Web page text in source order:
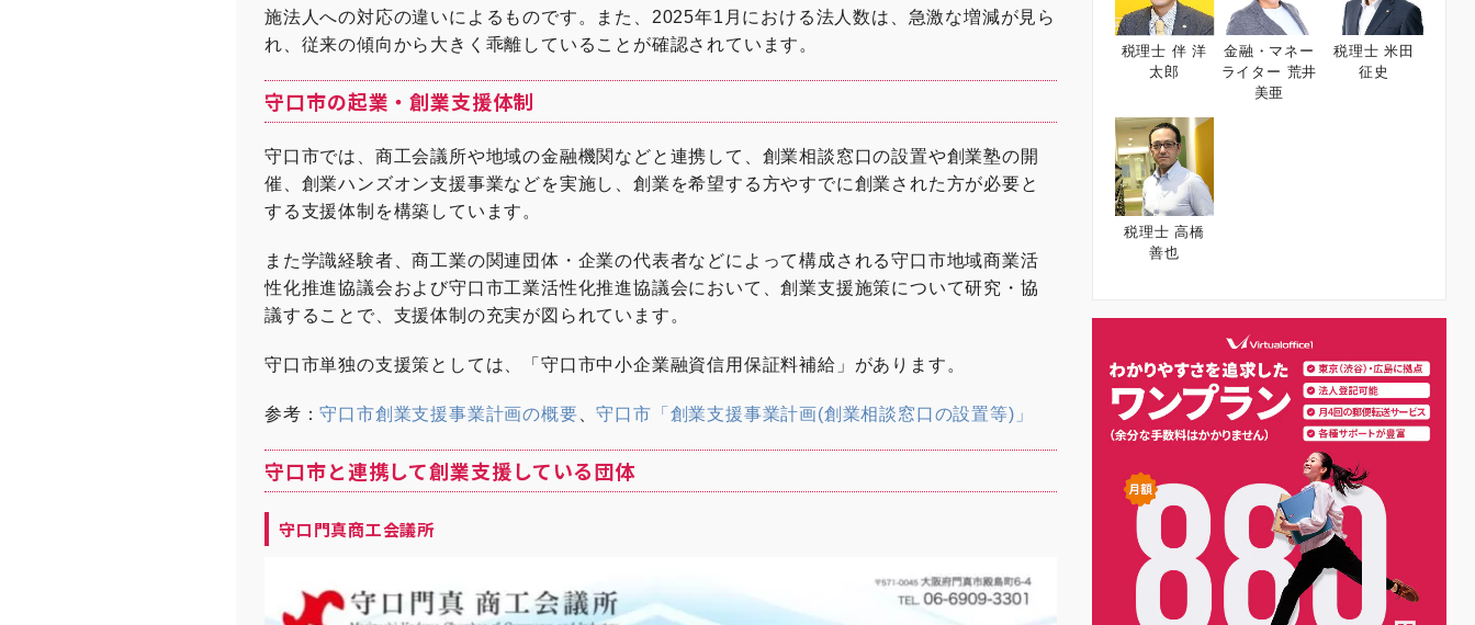
施法人への対応の違いによるものです。また、2025年1月における法人数は、急激な増減が見ら
れ、従来の傾向から大きく乖離していることが確認されています。
守口市の起業・創業支援体制
守口市では、商工会議所や地域の金融機関などと連携して、創業相談窓口の設置や創業塾の開
催、創業ハンズオン支援事業などを実施し、創業を希望する方やすでに創業された方が必要と
する支援体制を構築しています。
また学識経験者、商工業の関連団体・企業の代表者などによって構成される守口市地域商業活
性化推進協議会および守口市工業活性化推進協議会において、創業支援施策について研究・協
議することで、支援体制の充実が図られています。
守口市単独の支援策としては、「守口市中小企業融資信用保証料補給」があります。
参考：守口市創業支援事業計画の概要 、守口市「創業支援事業計画(創業相談窓口の設置等)」
守口市と連携して創業支援している団体
守口門真商工会議所
税理士 伴 洋
太郎
金融・マネー
ライター 荒井
美亜
税理士 米田
征史
税理士 高橋
善也